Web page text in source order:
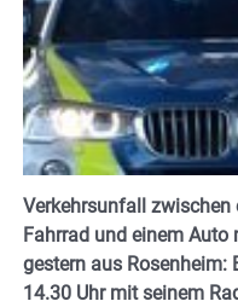
Verkehrsunfall
Fahrrad und einem Auto
gestern aus
14.30 Uhr mit seinem